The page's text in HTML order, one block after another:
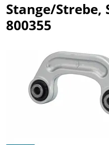
Stange/
800355